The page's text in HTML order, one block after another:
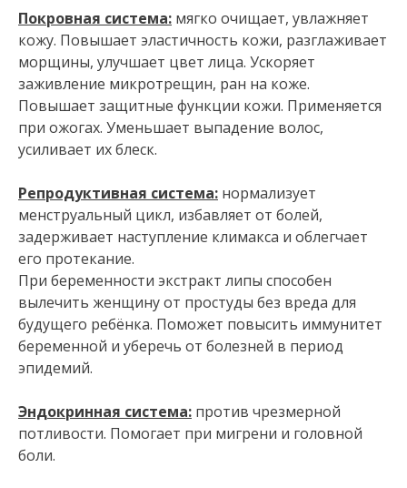
Покровная система: мягко очищает, увлажняет
кожу. Повышает эластичность кожи, разглаживает
морщины, улучшает цвет лица. Ускоряет
заживление микротрещин, ран на коже.
Повышает защитные функции кожи. Применяется
при ожогах. Уменьшает выпадение волос,
усиливает их блеск.
Репродуктивная система: нормализует
менструальный цикл, избавляет от болей,
задерживает наступление климакса и облегчает
его протекание.
При беременности экстракт липы способен
вылечить женщину от простуды без вреда для
будущего ребёнка. Поможет повысить иммунитет
беременной и уберечь от болезней в период
эпидемий.
Эндокринная система: против чрезмерной
потливости. Помогает при мигрени и головной
боли.